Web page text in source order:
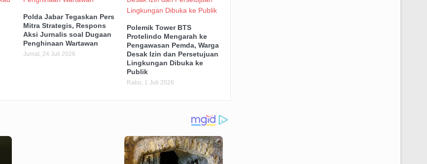
Polda Jabar Tegaskan Pers
Mitra Strategis, Respons
Aksi Jurnalis soal Dugaan
Penghinaan Wartawan
Jumat, 24 Juli 2026
Polemik Tower BTS
Protelindo Mengarah ke
Pengawasan Pemda, Warga
Desak Izin dan Persetujuan
Lingkungan Dibuka ke
Publik
Rabu, 1 Juli 2026